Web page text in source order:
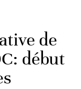
de
début